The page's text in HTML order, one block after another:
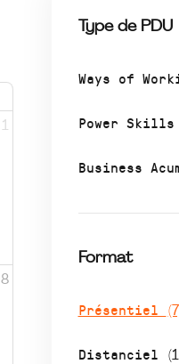
Type de PDU
Ways of
Power Skills
Business
Format
Présentiel
Distanciel
1
8